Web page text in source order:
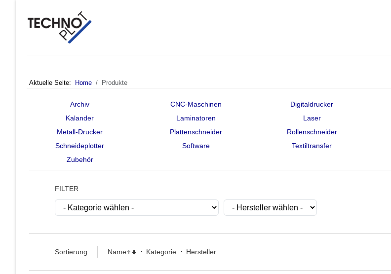
Aktuelle Seite: Home Produkte
Archiv CNC-Maschinen Digitaldrucker
Kalander
Laminatoren Laser
Metall-Drucker
Plattenschneider Rollenschneider
Schneideplotter
Software Textiltransfer
Zubehör
FILTER
Sortierung Name Kategorie Hersteller